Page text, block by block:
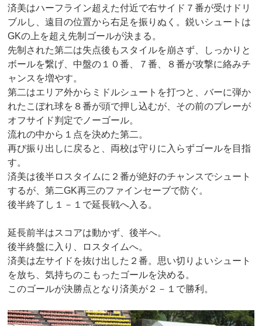
済美はハーフライン超えた付近で右サイド７番が受けドリ
ブルし、遠目の位置から右足を振りぬく。鋭いシュートは
GKの上を超え先制ゴールが決まる。
先制された第二は失点後もスタイルを崩さず、しっかりと
ボールを繋げ、中盤の１０番、７番、８番が攻撃に絡みチ
ャンスを増やす。
第二はエリア外からミドルシュートを打つと、バーに弾か
れたこぼれ球を８番が頭で押し込むが、その前のプレーが
オフサイド判定でノーゴール。
流れの中から１点を決めた第二。
再び振り出しに戻ると、両校は守りに入らずゴールを目指
す。
済美は後半ロスタイムに２番が絶好のチャンスでシュート
するが、第二GK再三のファインセーブで防ぐ。
後半終了し１－１で延長戦へ入る。
延長前半はスコアは動かず、後半へ。
後半終盤に入り、ロスタイムへ。
済美は左サイドを抜け出した２番。思い切りよいシュート
を放ち、気持ちのこもったゴールを決める。
このゴールが決勝点となり済美が２－１で勝利。